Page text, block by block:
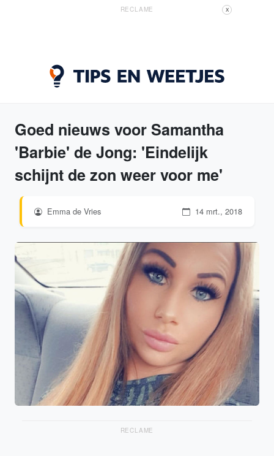
RECLAME X
Goed nieuws voor Samantha
'Barbie' de Jong: 'Eindelijk
schijnt de zon weer voor me'
Emma de Vries 14 mrt., 2018
RECLAME